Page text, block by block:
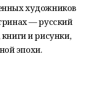
художников
— русский
и рисунки,
эпохи.